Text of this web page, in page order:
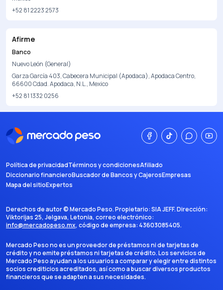
+52 81 2223 2573
Afirme
Banco
Nuevo León (General)
Garza García 403, Cabecera Municipal (Apodaca), Apodaca Centro,
66600 Cdad. Apodaca, N.L., Mexico
+52 81 1332 0256
Política de privacidadTérminos y condicionesAfiliado
Diccionario financieroBuscador de Bancos y CajerosEmpresas
Mapa del sitioExpertos
Derechos de autor ©Mercado Peso. Propietario:SIA JEFF. Dirección:
Viktorijas 25, Jelgava, Letonia, correo electrónico:
info@mercadopeso.mx, código de empresa: 43603085405.
Mercado Peso no es un proveedor de préstamos ni de tarjetas de
crédito y no emite préstamos ni tarjetas de crédito. Los servicios de
Mercado Peso ayudan a los usuarios a comparar y elegir entre distintos
socios crediticios acreditados, así como a buscar diversos productos
financieros que se adapten a sus necesidades.